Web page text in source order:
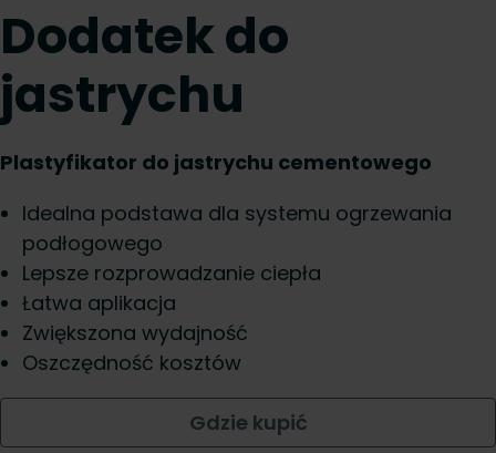
Dodatek do
jastrychu
Plastyfikator do jastrychu cementowego
Idealna podstawa dla systemu ogrzewania
podłogowego
Lepsze rozprowadzanie ciepła
Łatwa aplikacja
Zwiększona wydajność
Oszczędność kosztów
Gdzie kupić